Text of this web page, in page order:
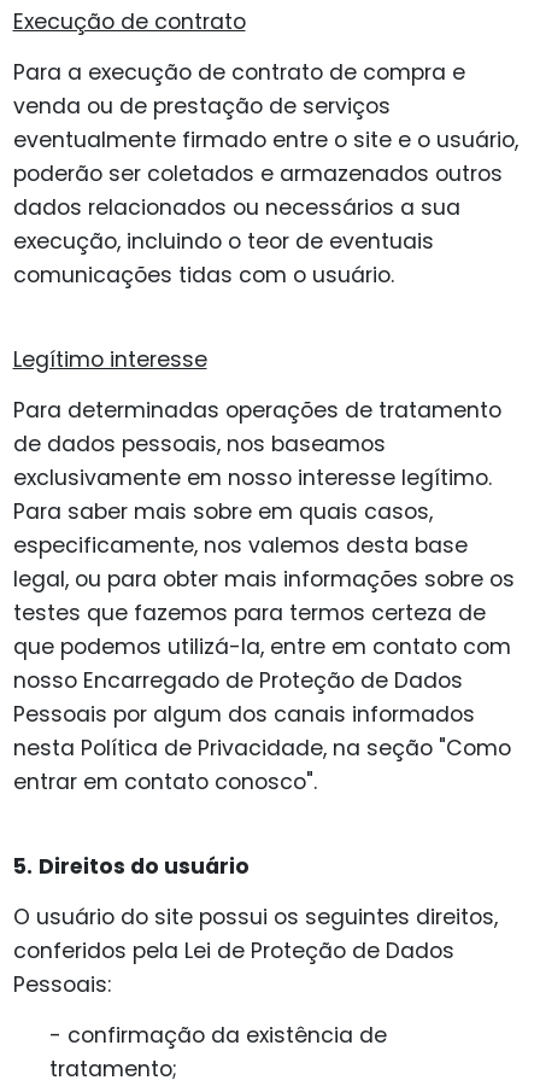
Execução de contrato
Para a execução de contrato de compra e
venda ou de prestação de serviços
eventualmente firmado entre o site e o usuário,
poderão ser coletados e armazenados outros
dados relacionados ou necessários a sua
execução, incluindo o teor de eventuais
comunicações tidas com o usuário.
Legítimo interesse
Para determinadas operações de tratamento
de dados pessoais, nos baseamos
exclusivamente em nosso interesse legítimo.
Para saber mais sobre em quais casos,
especificamente, nos valemos desta base
legal, ou para obter mais informações sobre os
testes que fazemos para termos certeza de
que podemos utilizá-la, entre em contato com
nosso Encarregado de Proteção de Dados
Pessoais por algum dos canais informados
nesta Política de Privacidade, na seção "Como
entrar em contato conosco".
5. Direitos do usuário
O usuário do site possui os seguintes direitos,
conferidos pela Lei de Proteção de Dados
Pessoais:
- confirmação da existência de
tratamento;